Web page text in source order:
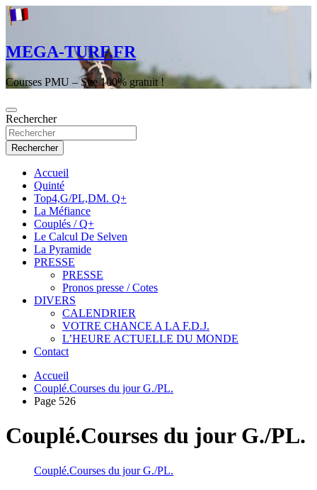
Aller
au
MEGA-TURF.FR
Courses PMU – Site 100% gratuit !
Rechercher
Rechercher
Accueil
Quinté
Top4,G/PL,DM. Q+
La Méfiance
Couplés / Q+
Le Calcul De Selven
La Pyramide
PRESSE
PRESSE
Pronos presse / Cotes
DIVERS
CALENDRIER
VOTRE CHANCE A LA F.D.J.
L’HEURE ACTUELLE DU MONDE
Contact
Accueil
Couplé.Courses du jour G./PL.
Page 526
Couplé.Courses du jour G./PL.
Couplé.Courses du jour G./PL.